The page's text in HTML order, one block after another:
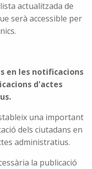
actualitzada de
serà accessible per
en les notificacions
d'actes
una important
dels ciutadans en
administratius.
la publicació